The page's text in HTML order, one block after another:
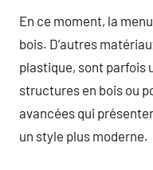
En ce moment, la
bois. D’autres
plastique, sont parfois
structures en bois ou
avancées qui
un style plus moderne.